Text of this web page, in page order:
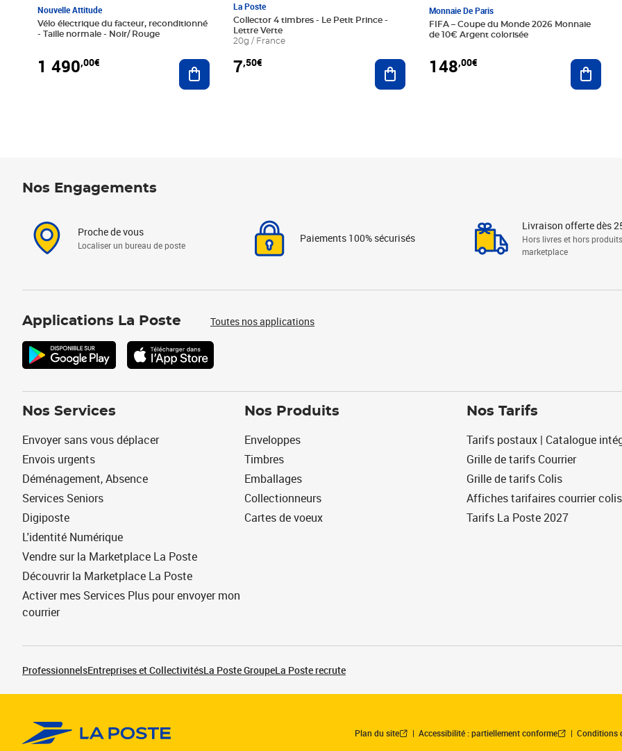
Nouvelle Attitude
Vélo électrique du facteur, reconditionné
- Taille normale - Noir/ Rouge
1 490,00€ Ajouter au panier
La Poste
Collector 4 timbres - Le Petit Prince -
Lettre Verte
20g / France
7,50€ Ajouter au panier
Monnaie De Paris
FIFA – Coupe du Monde 2026 Monnaie
de 10€ Argent colorisée
148,00€
Nos Engagements
Proche de vous
Localiser un bureau de poste
Paiements 100% sécurisés
Livraison offerte dès
Hors livres et hors produits
marketplace
Applications La Poste Toutes nos applications
Nos Services
Envoyer sans vous déplacer
Envois urgents
Déménagement, Absence
Services Seniors
Digiposte
L'identité Numérique
Vendre sur la Marketplace La Poste
Découvrir la Marketplace La Poste
Activer mes Services Plus pour envoyer mon
courrier
Nos Produits
Enveloppes
Timbres
Emballages
Collectionneurs
Cartes de voeux
Nos Tarifs
Tarifs postaux | Catalogue
Grille de tarifs Courrier
Grille de tarifs Colis
Affiches tarifaires courrier colis
Tarifs La Poste 2027
ProfessionnelsEntreprises et CollectivitésLa Poste GroupeLa Poste recrute
Plan du site Accessibilité : partiellement conforme Conditions